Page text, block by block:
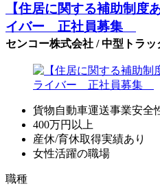
【住居に関する補助制度
イバー 正社員募集
センコー株式会社 / 中型トラ
貨物自動車運送事業安全
400万円以上
産休/育休取得実績あり
女性活躍の職場
職種